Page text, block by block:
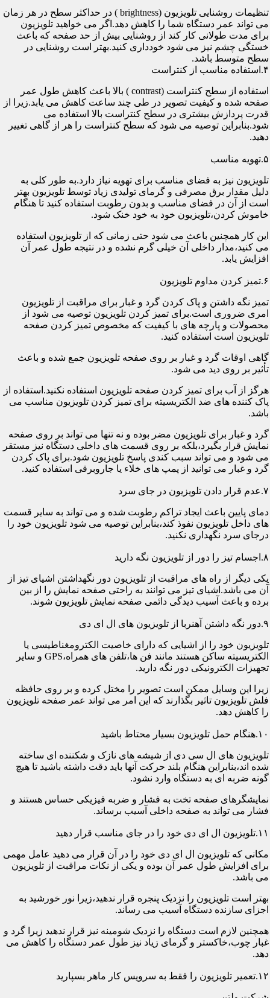
تنظیمات روشنایی تلویزیون (brightness ) در حداکثر سطح در هر زمان
می تواند عمر دستگاه شما را کاهش دهد.اگر می خواهید تلویزیون
برای مدت طولانی کار کند از روشنایی بیش از حد صفحه که باعث
خستگی چشم نیز می شود خودداری کنید.بهتر است روشنایی در
سطح متوسط باشد.
۴.استفاده مناسب از کنتراست
استفاده از سطح کنتراست (contrast ) بالا باعث کاهش طول عمر
صفحه شده و کیفیت تصویر در طی چند ساعت کاهش می یابد.زیرا از
قدرت پردازش بیشتری در سطح کنتراست بالا استفاده می
شود.بنابراین توصیه می شود که سطح کنتراست را هر از گاهی تغییر
دهید.
۵.تهویه مناسب
تلویزیون نیز به فضای مناسب برای تهویه نیاز دارد.به طور کلی به
دلیل مقدار برق مصرفی و گرمای تولیدی زیاد توسط تلویزیون بهتر
است از آن در فضای مناسب و بدون رطوبت استفاده کنید تا هنگام
خاموش کردن،تلویزیون خود به خود خنک شود.
این کار همچنین باعث می شود حتی زمانی که از تلویزیون استفاده
می کنید،مدار داخلی آن خیلی گرم نشده و در نتیجه طول عمر آن
افزایش یابد.
۶.تمیز کردن مداوم تلویزیون
تمیز نگه داشتن و پاک کردن گرد و غبار برای مراقبت از تلویزیون
امری ضروری است.برای تمیز کردن تلویزیون توصیه می شود از
محصولات و پارچه های با کیفیت که مخصوص تمیز کردن صفحه
تلویزیون است استفاده کنید.
گاهی اوقات گرد و غبار بر روی صفحه تلویزیون جمع شده و باعث
تأثیر بر روی دید می شود.
هرگز از آب برای تمیز کردن صفحه تلویزیون استفاده نکنید.استفاده از
پاک کننده های ضد الکتریسیته برای تمیز کردن تلویزیون مناسب می
باشد.
گرد و غبار برای تلویزیون مضر بوده و نه تنها می تواند بر روی صفحه
نمایش قرار بگیرد،بلکه بر روی قسمت های داخلی دستگاه نیز مستقر
می شود و می تواند سبب کندی پاسخ تلویزیون شود.برای پاک کردن
گرد و غبار می توانید از پمپ های خلاء یا جاروبرقی استفاده کنید.
۷.عدم قرار دادن تلویزیون در جای سرد
دمای پایین باعث ایجاد تراکم رطوبت شده و می تواند به سایر قسمت
های داخل تلویزیون نفوذ کند،بنابراین توصیه می شود تلویزیون خود را
درجای سرد نگهداری نکنید.
۸.اجسام تیز را دور از تلویزیون نگه دارید
یکی دیگر از راه های مراقبت از تلویزیون دور نگهداشتن اشیای تیز از
آن می باشد.اشیای تیز می توانند به راحتی صفحه نمایش را از بین
برده و باعث آسیب دیدگی دائمی صفحه نمایش تلویزیون شوند.
۹.دور نگه داشتن آهنربا از تلویزیون های ال ای دی
تلویزیون خود را از اشیایی که دارای خاصیت الکترومغناطیسی یا
الکتریسیته ساکن هستند مانند فن ها،تلفن های همراه،GPS و سایر
تجهیزات الکترونیکی دور نگه دارید.
زیرا این وسایل ممکن است تصویر را مختل کرده و بر روی حافظه
فلش تلویزیون تاثیر بگذارند که این امر می تواند عمر صفحه تلویزیون
را کاهش دهد.
۱۰.هنگام حمل تلویزیون بسیار محتاط باشید
تلویزیون های ال سی دی از شیشه های نازک و شکننده ای ساخته
شده اند،بنابراین هنگام بلند حرکت آنها باید دقت داشته باشید تا هیچ
گونه ضربه ای به دستگاه وارد نشود.
نمایشگرهای صفحه تخت به فشار و ضربه فیزیکی حساس هستند و
فشار می تواند به صفحه داخلی آسیب برساند.
۱۱.تلویزیون ال ای دی خود را در جای مناسب قرار دهید
مکانی که تلویزیون ال ای دی خود را در آن قرار می دهید عامل مهمی
برای افزایش طول عمر آن بوده و یکی از نکات مراقبت از تلویزیون
می باشد.
بهتر است تلویزیون را نزدیک پنجره قرار ندهید،زیرا نور خورشید به
اجزای سازنده دستگاه آسیب می رساند.
همچنین لازم است دستگاه را نزدیک شومینه نیز قرار ندهید زیرا گرد و
غبار چوب،خاکستر و گرمای زیاد نیز طول عمر دستگاه را کاهش می
دهد.
۱۲.تعمیر تلویزیون را فقط به سرویس کار ماهر بسپارید